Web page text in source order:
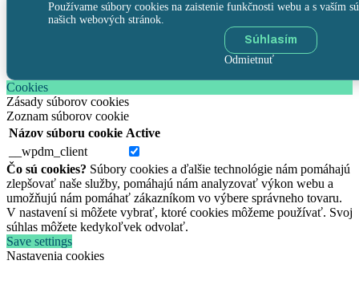
Používame súbory cookies na zaistenie funkčnosti webu a s vaším
našich webových stránok.
Súhlasím
Odmietnuť
Cookies
Zásady súborov cookies
Zoznam súborov cookie
Názov súboru cookie Active
__wpdm_client
Čo sú cookies? Súbory cookies a ďalšie technológie nám pomáhajú
zlepšovať naše služby, pomáhajú nám analyzovať výkon webu a
umožňujú nám pomáhať zákazníkom vo výbere správneho tovaru.
V nastavení si môžete vybrať, ktoré cookies môžeme používať. Svoj
súhlas môžete kedykoľvek odvolať.
Save settings
Nastavenia cookies